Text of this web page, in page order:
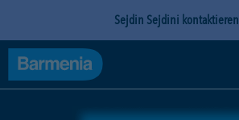
Sejdin Sejdini kontaktieren